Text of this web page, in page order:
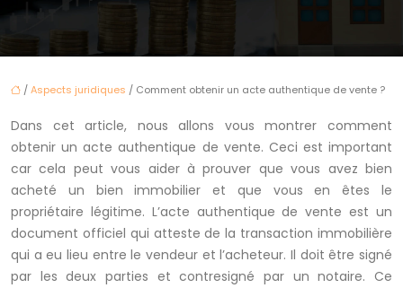
/Aspects juridiques / Comment obtenir un acte authentique de vente ?
Dans cet article, nous allons vous montrer comment
obtenir un acte authentique de vente. Ceci est important
car cela peut vous aider à prouver que vous avez bien
acheté un bien immobilier et que vous en êtes le
propriétaire légitime. L’acte authentique de vente est un
document officiel qui atteste de la transaction immobilière
qui a eu lieu entre le vendeur et l’acheteur. Il doit être signé
par les deux parties et contresigné par un notaire. Ce